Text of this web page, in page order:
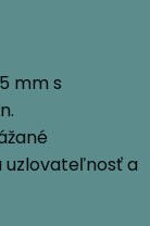
mm s
uzlovateľnosť a